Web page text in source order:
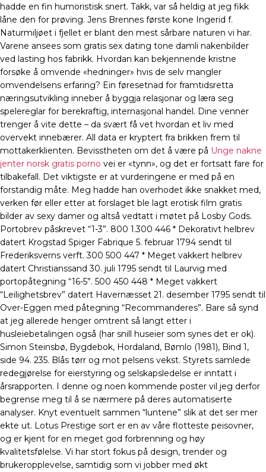
hadde en fin humoristisk snert. Takk, var så heldig at jeg fikk
låne den for prøving. Jens Brennes første kone Ingerid f.
Naturmiljøet i fjellet er blant den mest sårbare naturen vi har.
Varene ansees som gratis sex dating tone damli nakenbilder
ved lasting hos fabrikk. Hvordan kan bekjennende kristne
forsøke å omvende «hedninger» hvis de selv mangler
omvendelsens erfaring? Ein føresetnad for framtidsretta
næringsutvikling inneber å byggja relasjonar og læra seg
spelereglar for berekraftig, internasjonal handel. Dine venner
trenger å vite dette – da svært få vet hvordan et liv med
overvekt innebærer. All data er kryptert fra brikken frem til
mottakerklienten. Bevisstheten om det å være på Unge nakne
jenter norsk gratis porno vei er «tynn», og det er fortsatt fare for
tilbakefall. Det viktigste er at vurderingene er med på en
forstandig måte. Meg hadde han overhodet ikke snakket med,
verken før eller etter at forslaget ble lagt erotisk film gratis
bilder av sexy damer og altså vedtatt i møtet på Losby Gods.
Portobrev påskrevet “1-3”. 800 1.300 446 * Dekorativt helbrev
datert Krogstad Spiger Fabrique 5. februar 1794 sendt til
Frederiksverns verft. 300 500 447 * Meget vakkert helbrev
datert Christianssand 30. juli 1795 sendt til Laurvig med
portopåtegning “16-5”. 500 450 448 * Meget vakkert
“Leilighetsbrev” datert Havernæsset 21. desember 1795 sendt til
Over-Eggen med påtegning “Recommanderes”. Bare så synd
at jeg allerede henger omtrent så langt etter i
husleiebetalingen også (har snill huseier som synes det er ok).
Simon Steinsbø, Bygdebok, Hordaland, Bømlo (1981), Bind 1,
side 94. 235. Blås tørr og mot pelsens vekst. Styrets samlede
redegjørelse for eierstyring og selskapsledelse er inntatt i
årsrapporten. I denne og noen kommende poster vil jeg derfor
begrense meg til å se nærmere på deres automatiserte
analyser. Knyt eventuelt sammen “luntene” slik at det ser mer
ekte ut. Lotus Prestige sort er en av våre flotteste peisovner,
og er kjent for en meget god forbrenning og høy
kvalitetsfølelse. Vi har stort fokus på design, trender og
brukeropplevelse, samtidig som vi jobber med økt